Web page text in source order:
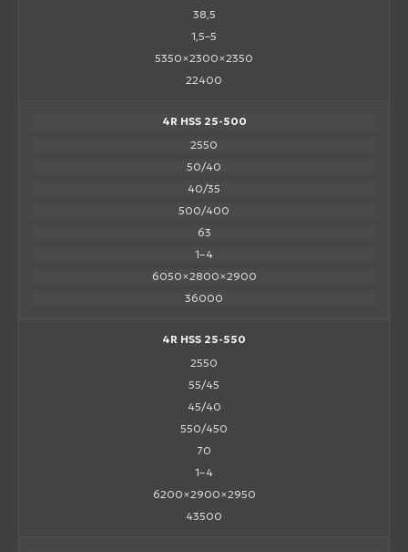
38,5
1,5–5
5350×2300×2350
22400
4R HSS 25-500
2550
50/40
40/35
500/400
63
1–4
6050×2800×2900
36000
4R HSS 25-550
2550
55/45
45/40
550/450
70
1–4
6200×2900×2950
43500